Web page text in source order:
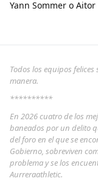
Yann Sommer o
Todos los equipos
manera.
**********
En 2026 cuatro de los
baneados por un delito
del foro en el que se
Gobierno, sobreviven
problema y se los
Aurreraathletic.